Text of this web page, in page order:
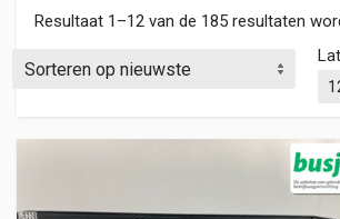
Resultaat 1–12 van de 185 resultaten